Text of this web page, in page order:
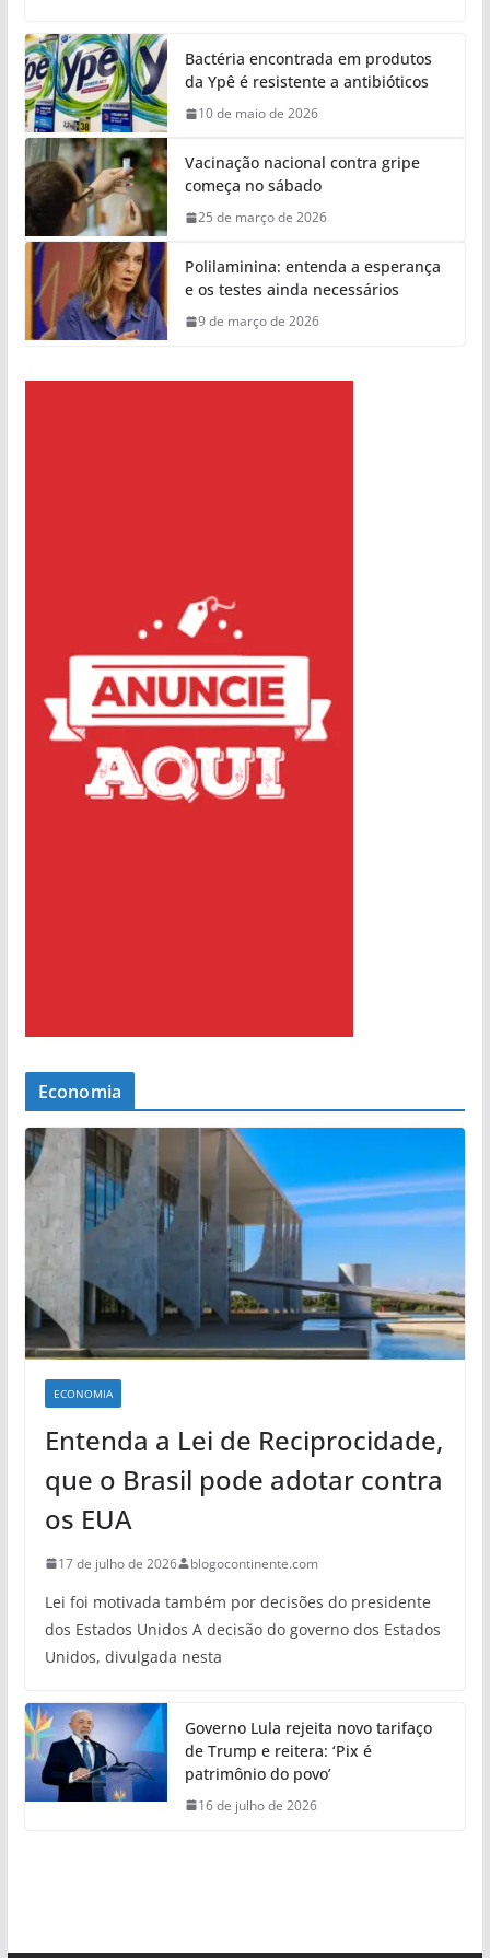
Bactéria encontrada em produtos
da Ypê é resistente a antibióticos
10 de maio de 2026
Vacinação nacional contra gripe
começa no sábado
25 de março de 2026
Polilaminina: entenda a esperança
e os testes ainda necessários
9 de março de 2026
Economia
ECONOMIA
Entenda a Lei de Reciprocidade,
que o Brasil pode adotar contra
os EUA
17 de julho de 2026 blogocontinente.com
Lei foi motivada também por decisões do presidente
dos Estados Unidos A decisão do governo dos Estados
Unidos, divulgada nesta
Governo Lula rejeita novo tarifaço
de Trump e reitera: ‘Pix é
patrimônio do povo’
16 de julho de 2026